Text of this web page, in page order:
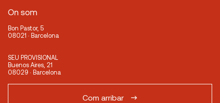
On som
Bon Pastor, 5
08021 · Barcelona
SEU PROVISIONAL
Buenos Aires, 21
08029 · Barcelona
Com arribar